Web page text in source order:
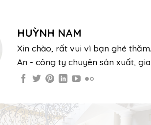
HUỲNH NAM
Xin chào, rất vui vì bạn ghé
An - công ty chuyên sản xuất,